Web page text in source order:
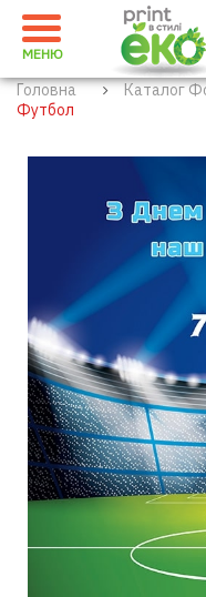
МЕНЮ
Головна Каталог
Футбол